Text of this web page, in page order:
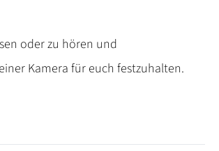
oder zu hören und
Kamera für euch festzuhalten.